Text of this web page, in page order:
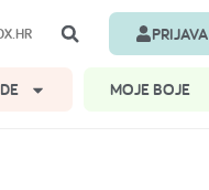
PRIJAVA
MOJE BOJE